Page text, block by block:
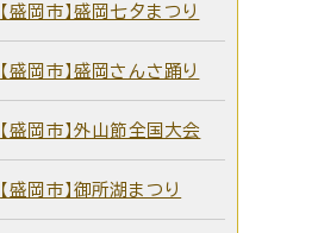
【盛岡市】盛岡七夕まつり
【盛岡市】盛岡さんさ踊り
【盛岡市】外山節全国大会
【盛岡市】御所湖まつり